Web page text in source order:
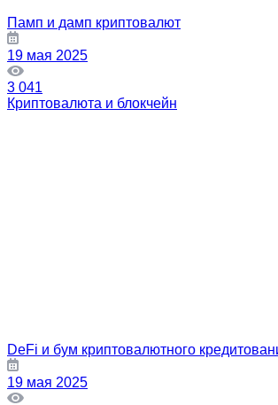
Памп и дамп криптовалют
19 мая 2025
3 041
Криптовалюта и блокчейн
DeFi и бум криптовалютного
19 мая 2025